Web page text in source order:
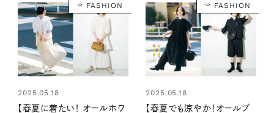
FASHION
2025.05.18
【春夏に着たい！ オールホワ
FASHION
2025.05.18
【春夏でも涼やか！オールブ